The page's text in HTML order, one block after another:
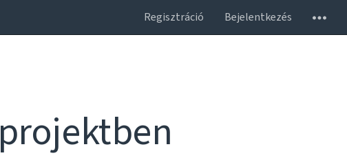
Regisztráció Bejelentkezés
projektben